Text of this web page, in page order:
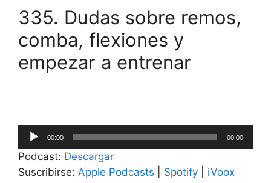
335. Dudas sobre remos,
comba, flexiones y
empezar a entrenar
Reproductor
de
audio
00:00 00:00
Podcast: Descargar
Suscribirse: Apple Podcasts Spotify iVoox